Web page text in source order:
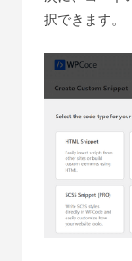
択できます。